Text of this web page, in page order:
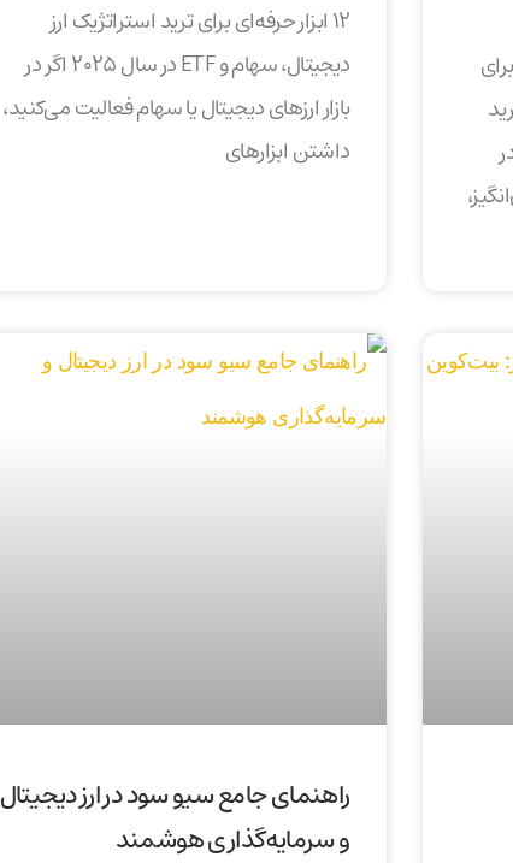
ترید
۱۲ ابزار حرفه‌ای برای ترید استراتژیک ارز
دیجیتال، سهام و ETF در سال ۲۰۲۵ اگر در
بازار ارزهای دیجیتال یا سهام فعالیت می‌کنید،
داشتن ابزارهای
راهنمای جامع سیو سود در ارز دیجیتال
و سرمایه‌گذاری هوشمند